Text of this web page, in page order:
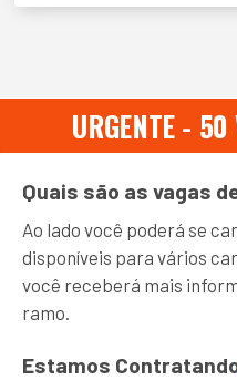
URGENTE - 50
Quais são as vagas
Ao lado você poderá se
disponíveis para vários
você receberá mais
ramo.
Estamos